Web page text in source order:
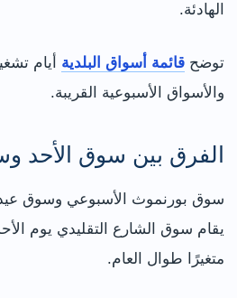
الهادئة.
توضح قائمة أسواق البلدية أيام
والأسواق الأسبوعية القريبة.
الفرق بين سوق الأحد
سوق بورنموث الأسبوعي وسوق عيد
يقام سوق الشارع التقليدي يوم
متغيرًا طوال العام.